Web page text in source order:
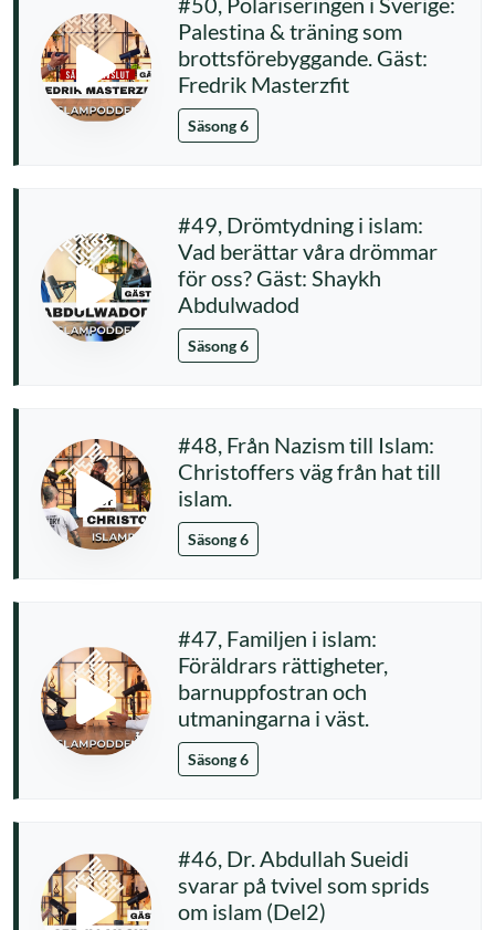
Palestina & träning som
brottsförebyggande. Gäst:
Fredrik Masterzfit
Säsong 6
#49, Drömtydning i islam:
Vad berättar våra drömmar
för oss? Gäst: Shaykh
Abdulwadod
Säsong 6
#48, Från Nazism till Islam:
Christoffers väg från hat till
islam.
Säsong 6
#47, Familjen i islam:
Föräldrars rättigheter,
barnuppfostran och
utmaningarna i väst.
Säsong 6
#46, Dr. Abdullah Sueidi
svarar på tvivel som sprids
om islam (Del2)